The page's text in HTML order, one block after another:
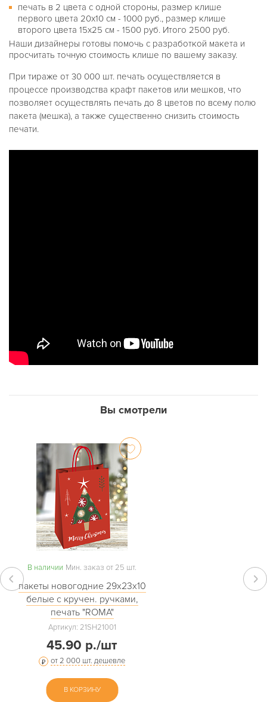
печать в 2 цвета с одной стороны, размер клише
первого цвета 20х10 см - 1000 руб., размер клише
второго цвета 15х25 см - 1500 руб. Итого 2500 руб.
Наши дизайнеры готовы помочь с разработкой макета и
просчитать точную стоимость клише по вашему заказу.
При тираже от 30 000 шт. печать осуществляется в
процессе производства крафт пакетов или мешков, что
позволяет осуществлять печать до 8 цветов по всему полю
пакета (мешка), а также существенно снизить стоимость
печати.
Вы смотрели
В наличии Мин. заказ от 25 шт.
пакеты новогодние 29х23х10
белые с кручен. ручками,
печать "ROMA"
Артикул: 21SH21001
45.90 р./шт
от 2 000 шт. дешевле
В КОРЗИНУ